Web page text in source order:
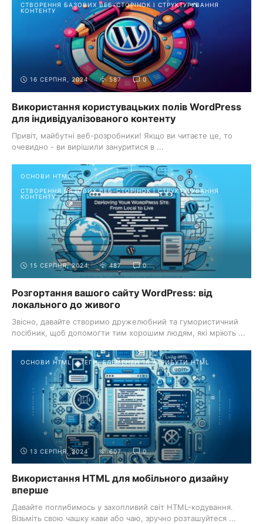
СТВОРЕННЯ БАЗОВИХ ВЕБ-СТОРІНОК І СТРУКТУРУВАННЯ
КОНТЕНТУ
16 СЕРПНЯ, 2024 587 0
Використання користувацьких полів WordPress
для індивідуалізованого контенту
Привіт, майбутні веб-розробники! Якщо ви читаєте це, то
очевидно - ви вирішили зануритися в ...
ОСНОВИ HTML
СТВОРЕННЯ БАЗОВИХ ВЕБ-СТОРІНОК І СТРУКТУРУВАННЯ
КОНТЕНТУ
15 СЕРПНЯ, 2024 487 0
Розгортання вашого сайту WordPress: від
локального до живого
Звісно, давайте створимо дружелюбний та гумористичний
посібник, щоб допомогти тим хорошим людям, які мріють ...
ОСНОВИ HTML ТЕГИ, ЕЛЕМЕНТИ ТА АТРИБУТИ HTML
13 СЕРПНЯ, 2024 607 0
Використання HTML для мобільного дизайну
вперше
Давайте поглибимось у захопливий світ HTML-кодування.
Візьміть свою чашку кави або чаю, зручно розташуйтеся ...